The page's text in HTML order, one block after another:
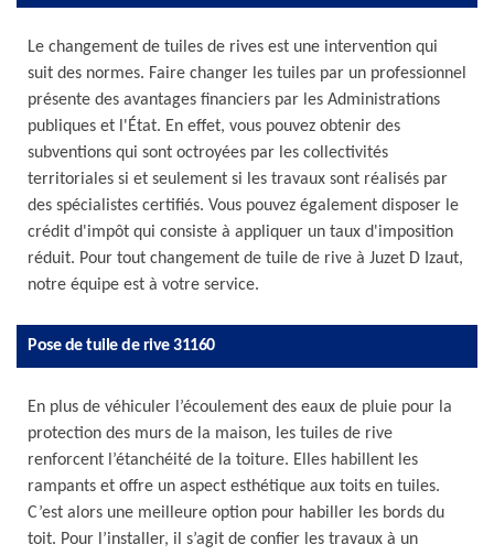
Le changement de tuiles de rives est une intervention qui
suit des normes. Faire changer les tuiles par un professionnel
présente des avantages financiers par les Administrations
publiques et l'État. En effet, vous pouvez obtenir des
subventions qui sont octroyées par les collectivités
territoriales si et seulement si les travaux sont réalisés par
des spécialistes certifiés. Vous pouvez également disposer le
crédit d'impôt qui consiste à appliquer un taux d'imposition
réduit. Pour tout changement de tuile de rive à Juzet D Izaut,
notre équipe est à votre service.
Pose de tuile de rive 31160
En plus de véhiculer l’écoulement des eaux de pluie pour la
protection des murs de la maison, les tuiles de rive
renforcent l’étanchéité de la toiture. Elles habillent les
rampants et offre un aspect esthétique aux toits en tuiles.
C’est alors une meilleure option pour habiller les bords du
toit. Pour l’installer, il s’agit de confier les travaux à un